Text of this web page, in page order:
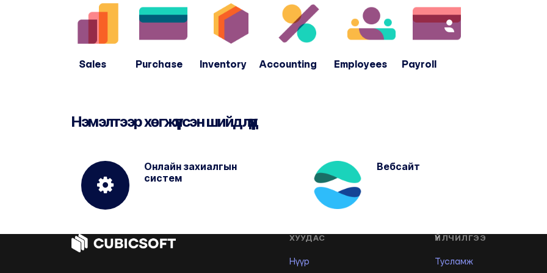
Sales Purchase Inventory Accounting Employees Payroll
Нэмэлтээр хөгжүүлсэн шийдлүүд
Онлайн захиалгын
систем
Вебсайт
ХУУДАС
Нүүр
ҮЙЛЧИЛГЭЭ
Тусламж